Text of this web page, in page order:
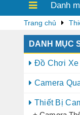
Danh
Trang chủ
DANH MỤC
Đồ Chơi
Camera
Thiết Bị